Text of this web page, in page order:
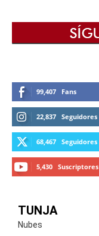
99,407 Fans
22,837 Seguidores
68,467 Seguidores
5,430 Suscriptores
TUNJA
Nubes